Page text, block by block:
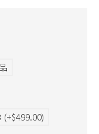
(+$499.00)